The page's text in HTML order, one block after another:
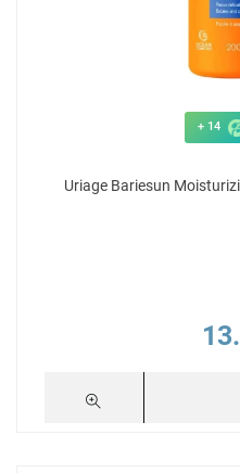
+ 14
Uriage Bariesun